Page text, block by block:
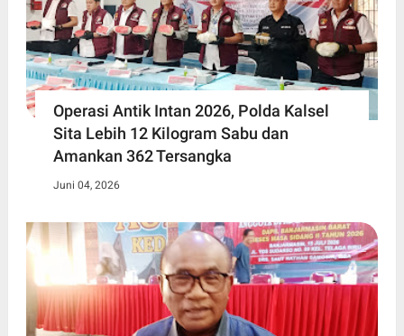
Operasi Antik Intan 2026, Polda Kalsel
Sita Lebih 12 Kilogram Sabu dan
Amankan 362 Tersangka
Juni 04, 2026